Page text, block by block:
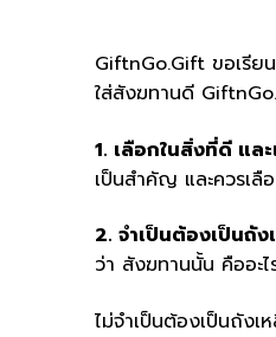
GiftnGo.Gift ขอเรีย
ใส่สังฆทานดี
1. เลือกในสิ่งที่ดี แล
เป็นสำคัญ และควรเลื
2. จำเป็นต้องเป็นถั
ว่า สังฆทานนั้น คืออะ
ไม่จำเป็นต้องเป็นถังเ